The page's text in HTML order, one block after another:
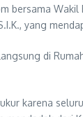
bersama
yang
di
karena